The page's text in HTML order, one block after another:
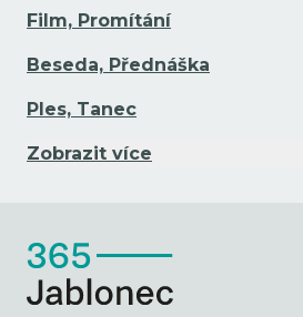
Film, Promítání
Beseda, Přednáška
Ples, Tanec
Zobrazit více